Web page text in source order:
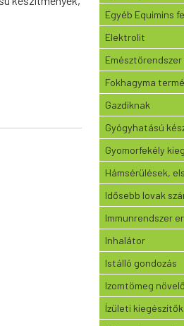
Egyéb Equimins
Elektrolit
Fokhagyma
Gazdiknak
Gyógyhatású
Gyomorfekély
Hámsérülések,
Idősebb lovak
Immunrendszer
Inhalátor
Istálló gondozás
Izomtömeg
Ízületi kiegészítők